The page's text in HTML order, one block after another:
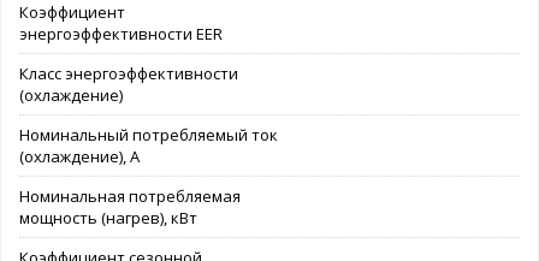
Коэффициент
энергоэффективности EER
Класс энергоэффективности
(охлаждение)
Номинальный потребляемый ток
(охлаждение), А
Номинальная потребляемая
мощность (нагрев), кВт